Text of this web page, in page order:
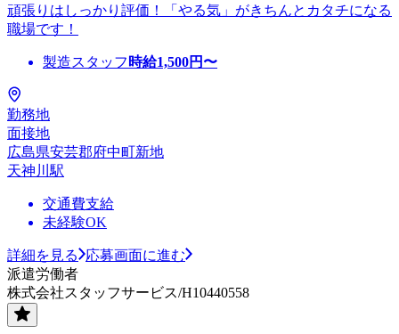
頑張りはしっかり評価！「やる気」がきちんとカタチになる
職場です！
製造スタッフ 時給1,500円〜
勤務地
面接地
広島県安芸郡府中町新地
天神川駅
交通費支給
未経験OK
詳細を見る
応募画面に進む
派遣労働者
株式会社スタッフサービス/H10440558